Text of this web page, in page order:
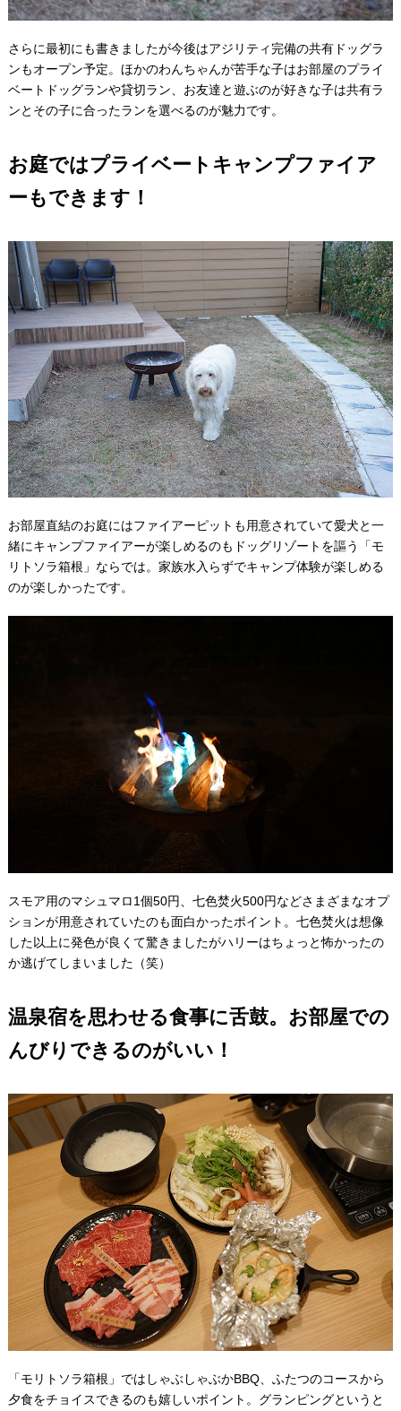
さらに最初にも書きましたが今後はアジリティ完備の共有ドッグラ
ンもオープン予定。ほかのわんちゃんが苦手な子はお部屋のプライ
ベートドッグランや貸切ラン、お友達と遊ぶのが好きな子は共有ラ
ンとその子に合ったランを選べるのが魅力です。
お庭ではプライベートキャンプファイア
ーもできます！
お部屋直結のお庭にはファイアーピットも用意されていて愛犬と一
緒にキャンプファイアーが楽しめるのもドッグリゾートを謳う「モ
リトソラ箱根」ならでは。家族水入らずでキャンプ体験が楽しめる
のが楽しかったです。
スモア用のマシュマロ1個50円、七色焚火500円などさまざまなオプ
ションが用意されていたのも面白かったポイント。七色焚火は想像
した以上に発色が良くて驚きましたがハリーはちょっと怖かったの
か逃げてしまいました（笑）
温泉宿を思わせる食事に舌鼓。お部屋での
んびりできるのがいい！
「モリトソラ箱根」ではしゃぶしゃぶかBBQ、ふたつのコースから
夕食をチョイスできるのも嬉しいポイント。グランピングというと